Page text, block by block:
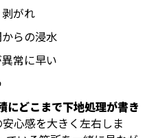
がれ
らの浸水
常に早い
にどこまで下地処理が書き
心感を大きく左右しま